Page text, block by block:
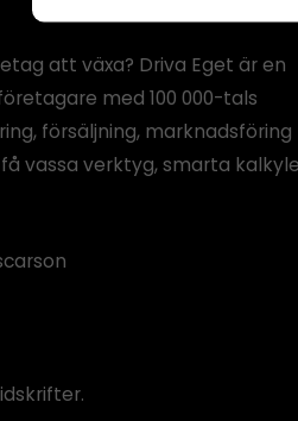
att växa? Driva Eget är en
med 100 000-tals
försäljning, marknadsföring
vassa verktyg, smarta